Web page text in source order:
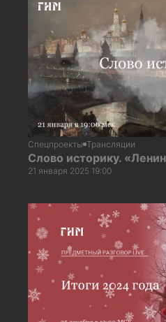
Спецпроекты Трансляции
Слово историку.
21 января 2025 19:00